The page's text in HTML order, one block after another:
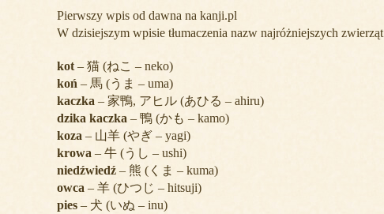
Pierwszy wpis od dawna na kanji.pl
W dzisiejszym wpisie tłumaczenia nazw najróżniejszych zwierząt
kot – 猫 (ねこ – neko)
koń – 馬 (うま – uma)
kaczka – 家鴨, アヒル (あひる – ahiru)
dzika kaczka – 鴨 (かも – kamo)
koza – 山羊 (やぎ – yagi)
krowa – 牛 (うし – ushi)
niedźwiedź – 熊 (くま – kuma)
owca – 羊 (ひつじ – hitsuji)
pies – 犬 (いぬ – inu)